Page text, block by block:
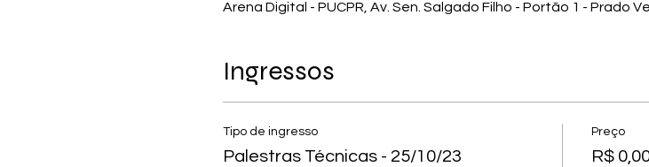
Arena Digital - PUCPR, Av. Sen. Salgado Filho - Portão 1 - Prado
Ingressos
Tipo de ingresso
Palestras Técnicas - 25/10/23
Preço
R$